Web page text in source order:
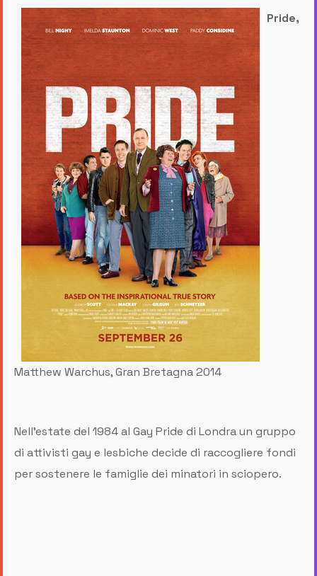
Pride,
Matthew Warchus, Gran Bretagna 2014
Nell'estate del 1984 al Gay Pride di Londra un gruppo
di attivisti gay e lesbiche decide di raccogliere fondi
per sostenere le famiglie dei minatori in sciopero.